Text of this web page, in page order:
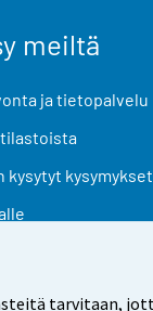
tarvitaan,
meiltä
ja tietopalvelu
tilastoista
kysytyt kysymykset